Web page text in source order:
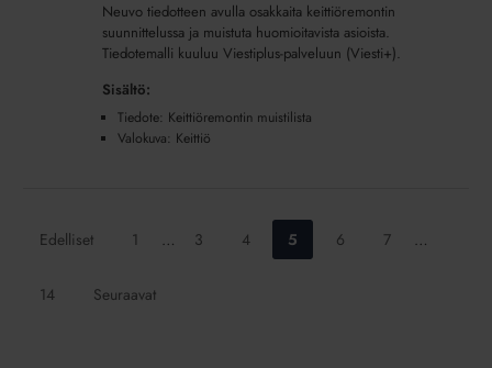
Neuvo tiedotteen avulla osakkaita keittiöremontin
suunnittelussa ja muistuta huomioitavista asioista.
Tiedotemalli kuuluu Viestiplus-palveluun (Viesti+).
Sisältö:
Tiedote: Keittiöremontin muistilista
Valokuva: Keittiö
Edelliset
Siirry
1 …
Siirry
3
Siirry
sivulle:
4
Siirry
sivulle:
5
Siirry
6
Siirry
7 …
Siirry
14 Seuraavat